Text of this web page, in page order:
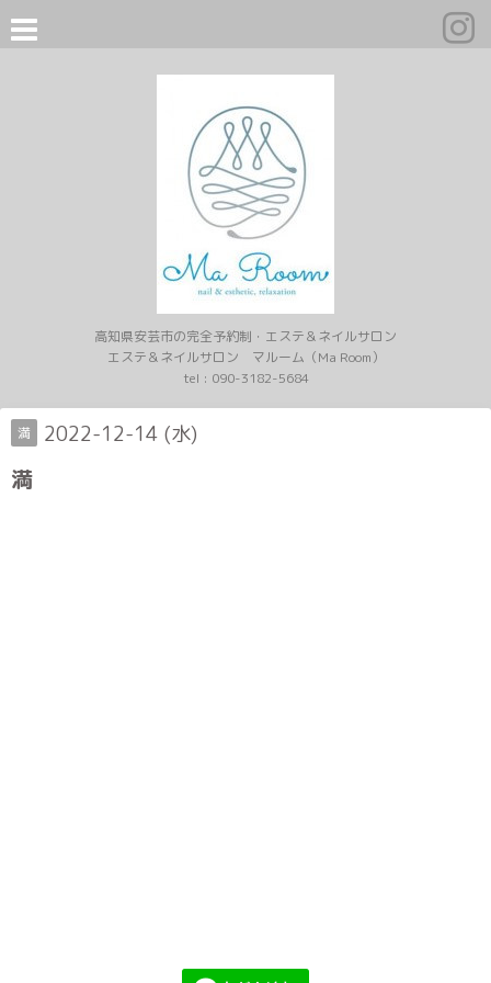
高知県安芸市の完全予約制・エステ＆ネイルサロン
エステ＆ネイルサロン マルーム（Ma Room）
tel : 090-3182-5684
満 2022-12-14 (水)
満